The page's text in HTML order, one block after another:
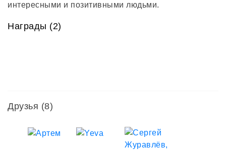
интересными и позитивными людьми.
Награды (2)
Друзья (8)